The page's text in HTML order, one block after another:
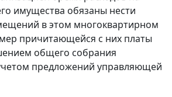
имущества обязаны нести
в этом многоквартирном
причитающейся с них платы
общего собрания
предложений управляющей